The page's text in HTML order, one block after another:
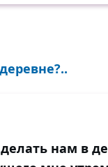
нам в